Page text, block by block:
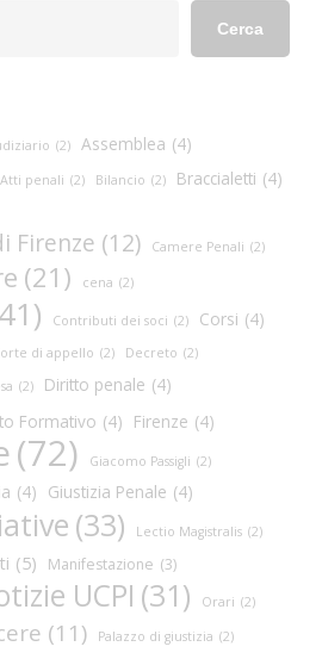
Cerca
(2) Assemblea (4)
Atti penali (2) Bilancio (2) Braccialetti (4)
Firenze (12) Camere Penali (2)
(21) cena (2)
Contributi dei soci (2) Corsi (4)
di appello (2) Decreto (2)
(2) Diritto penale (4)
Formativo (4) Firenze (4)
(72) Giacomo Passigli (2)
(4) Giustizia Penale (4)
(33) Lectio Magistralis (2)
(5) Manifestazione (3)
UCPI (31) Orari (2)
(11) Palazzo di giustizia (2)